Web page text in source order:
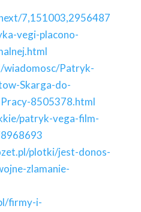
7,151003,2956487
vegi-placono-
wiadomosc/Patryk-
Skarga-do-
8505378.html
patryk-vega-film-
plotki/jest-donos-
zlamanie-
firmy-i-